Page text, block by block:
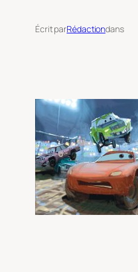
Écrit parRédactiondans